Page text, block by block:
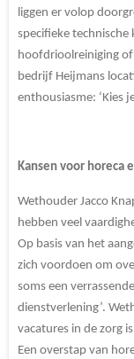
liggen er volop
specifieke
hoofdrioolreiniging of
bedrijf Heijmans
enthousiasme: ‘Kies
Kansen voor horeca
Wethouder Jacco
hebben veel
Op basis van het
zich voordoen om
soms een
dienstverlening’.
vacatures in de zorg
Een overstap van